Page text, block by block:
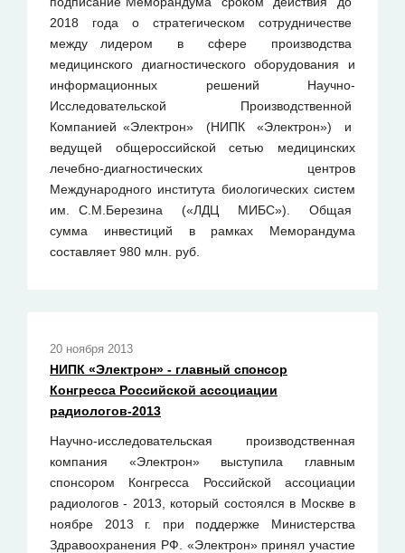
2018 года о стратегическом сотрудничестве
между лидером в сфере производства
медицинского диагностического оборудования и
информационных решений Научно-
Исследовательской Производственной
Компанией «Электрон» (НИПК «Электрон») и
ведущей общероссийской сетью медицинских
лечебно-диагностических центров
Международного института биологических систем
им. С.М.Березина («ЛДЦ МИБС»). Общая
сумма инвестиций в рамках Меморандума
составляет 980 млн. руб.
20 ноября 2013
НИПК «Электрон» - главный спонсор
Конгресса Российской ассоциации
радиологов-2013
Научно-исследовательская производственная
компания «Электрон» выступила главным
спонсором Конгресса Российской ассоциации
радиологов - 2013, который состоялся в Москве в
ноябре 2013 г. при поддержке Министерства
Здравоохранения РФ. «Электрон» принял участие